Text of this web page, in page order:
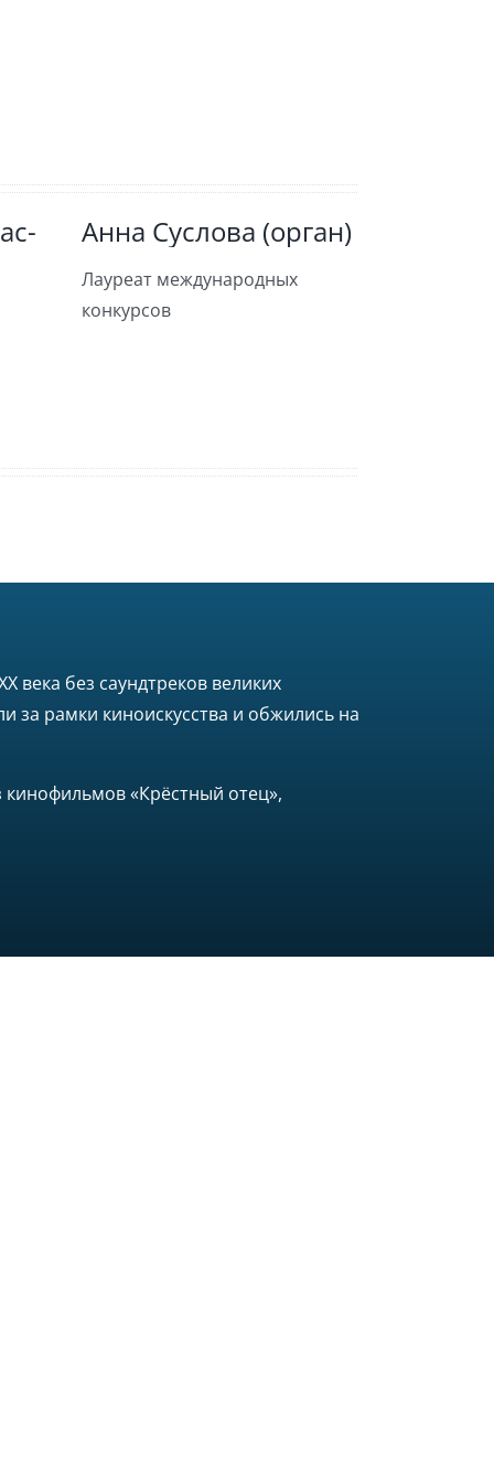
Анна Суслова (орган)
Лауреат международных
конкурсов
века без саундтреков великих
рамки киноискусства и обжились на
«Крёстный отец»,